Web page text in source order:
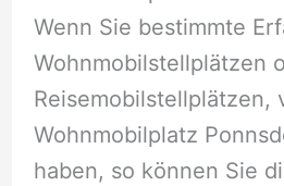
Wenn Sie bestimmte
Wohnmobilstellplätzen
Reisemobilstellplätzen,
Wohnmobilplatz
haben, so können Sie